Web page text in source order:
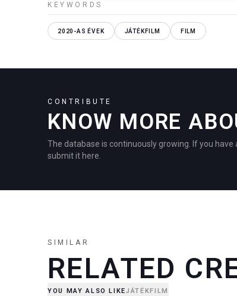
KEYWORDS
2020-AS ÉVEK JÁTÉKFILM FILM
CONTRIBUTE
KNOW MORE
The database is continuously growing. If you
submit it here.
SIMILAR
RELATED
YOU MAY ALSO LIKEJÁTÉKFILM